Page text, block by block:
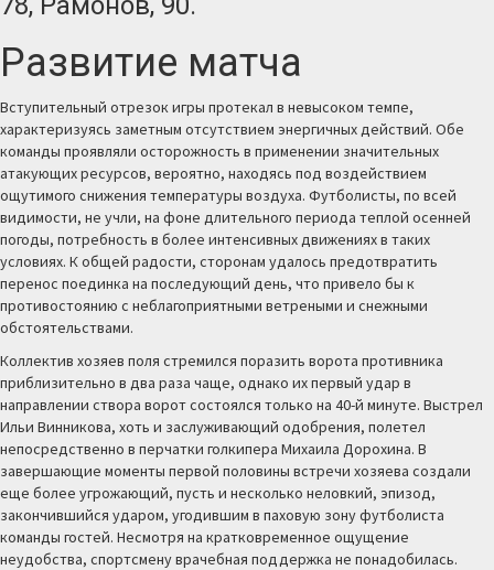
Развитие матча
Вступительный отрезок игры протекал в невысоком темпе,
характеризуясь заметным отсутствием энергичных действий. Обе
команды проявляли осторожность в применении значительных
атакующих ресурсов, вероятно, находясь под воздействием
ощутимого снижения температуры воздуха. Футболисты, по всей
видимости, не учли, на фоне длительного периода теплой осенней
погоды, потребность в более интенсивных движениях в таких
условиях. К общей радости, сторонам удалось предотвратить
перенос поединка на последующий день, что привело бы к
противостоянию с неблагоприятными ветреными и снежными
обстоятельствами.
Коллектив хозяев поля стремился поразить ворота противника
приблизительно в два раза чаще, однако их первый удар в
направлении створа ворот состоялся только на 40-й минуте. Выстрел
Ильи Винникова, хоть и заслуживающий одобрения, полетел
непосредственно в перчатки голкипера Михаила Дорохина. В
завершающие моменты первой половины встречи хозяева создали
еще более угрожающий, пусть и несколько неловкий, эпизод,
закончившийся ударом, угодившим в паховую зону футболиста
команды гостей. Несмотря на кратковременное ощущение
неудобства, спортсмену врачебная поддержка не понадобилась.